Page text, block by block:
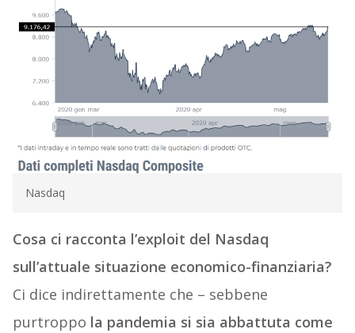
Nasdaq
Cosa ci racconta l’exploit del Nasdaq
sull’attuale situazione economico-finanziaria?
Ci dice indirettamente che – sebbene
purtroppo la pandemia si sia abbattuta come